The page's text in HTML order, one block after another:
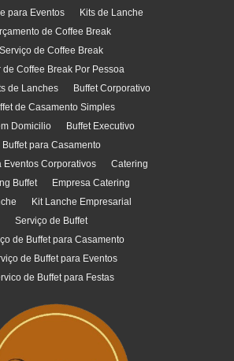
para Eventos
Kits de Lanche
de Coffee Break
Serviço de Coffee Break
de Coffee Break Por Pessoa
de Lanches
Buffet Corporativo
de Casamento Simples
Domicilio
Buffet Executivo
Buffet para Casamento
Eventos Corporativos
Catering
Buffet
Empresa Catering
Kit Lanche Empresarial
Serviço de Buffet
de Buffet para Casamento
de Buffet para Eventos
de Buffet para Festas